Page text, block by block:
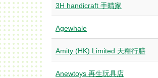
​3H handicraft 手晴家
Agewhale
Amity (HK) Limited 天糧行膳
Anewtoys 再生玩具店